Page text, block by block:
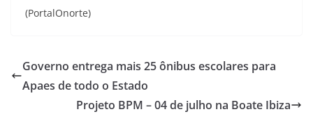
(PortalOnorte)
Governo entrega mais 25 ônibus escolares para
Apaes de todo o Estado
Projeto BPM – 04 de julho na Boate Ibiza